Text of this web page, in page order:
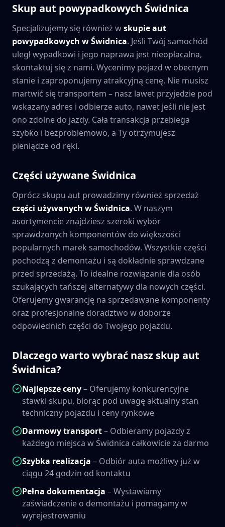
Skup aut powypadkowych Świdnica
Specjalizujemy się również wskupie aut
powypadkowych wŚwidnica. Jeśli Twój samochód
uległ wypadkowi i jego naprawa jest nieopłacalna,
skontaktuj się z nami. Wycenimy pojazd w obecnym
stanie i zaproponujemy atrakcyjną cenę. Nie musisz
martwić się transportem – nasz lawet przyjedzie pod
wskazany adres i odbierze auto, nawet jeśli nie jest
ono zdolne do jazdy. Cała transakcja przebiega
szybko i bezproblemowo, a Ty otrzymujesz
pieniądze od ręki.
Części używane Świdnica
Oprócz skupu aut prowadzimy również sprzedaż
części używanych wŚwidnica. W naszym
asortymencie znajdziesz szeroki wybór
sprawdzonych komponentów do większości
popularnych marek samochodów. Wszystkie części
pochodzą z demontażu i są dokładnie sprawdzane
przed sprzedażą. To idealne rozwiązanie dla osób
szukających tańszej alternatywy dla nowych części.
Oferujemy gwarancję na sprzedawane komponenty
oraz profesjonalne doradztwo w doborze
odpowiednich części do Twojego pojazdu.
Dlaczego warto wybrać nasz skup aut
Świdnica?
Najlepsze ceny– Oferujemy konkurencyjne
stawki skupu, biorąc pod uwagę aktualny stan
techniczny pojazdu i ceny rynkowe
Darmowy transport– Odbieramy pojazdy z
każdego miejsca wŚwidnica całkowicie za darmo
Szybka realizacja – Odbiór auta możliwy już w
ciągu 24 godzin od kontaktu
Pełna dokumentacja – Wystawiamy
zaświadczenie o demontażu i pomagamy w
wyrejestrowaniu